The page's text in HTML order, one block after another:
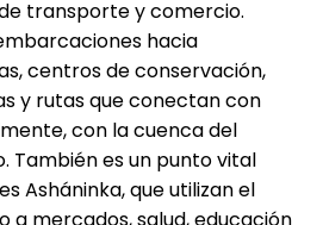
transporte y comercio.
hacia
centros de conservación,
y rutas que conectan con
con la cuenca del
También es un punto vital
Asháninka, que utilizan el
a mercados, salud, educación